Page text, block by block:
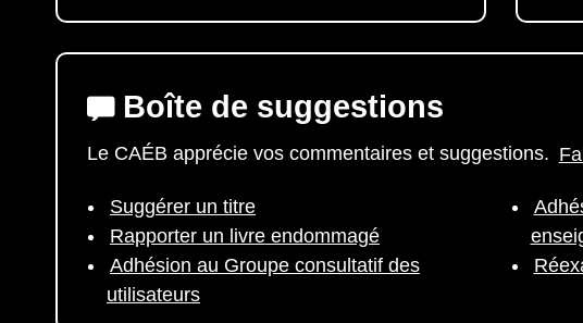
Boîte de suggestions
Le CAÉB apprécie vos commentaires et suggestions.
Suggérer un titre
Rapporter un livre endommagé
Adhésion au Groupe consultatif des
utilisateurs